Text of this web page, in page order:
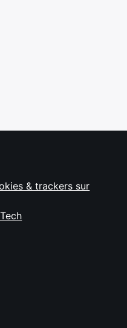
& trackers sur